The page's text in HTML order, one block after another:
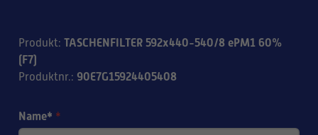
Produkt: TASCHENFILTER 592x440-540/8 ePM1 60%
(F7)
Produktnr.: 90E7G15924405408
Name* *